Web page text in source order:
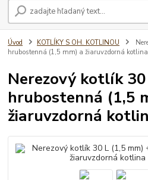
Úvod KOTLÍKY S OH. KOTLINOU
hrubostenná (1,5 mm) a žiaruvzdorná
Nerezový kotlík
hrubostenná (1,5
žiaruvzdorná